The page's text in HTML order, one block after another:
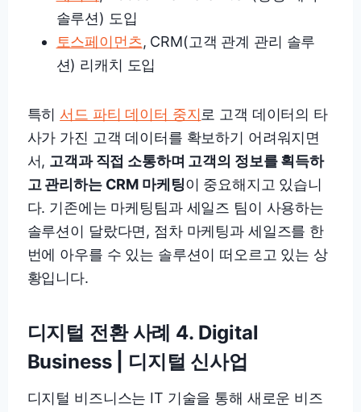
솔루션) 도입
토스페이먼츠, CRM(고객 관계 관리 솔루
션) 리캐치 도입
특히 서드 파티 데이터 중지 로 고객 데이터의 타
사가 가진 고객 데이터를 확보하기 어려워지면
서, 고객과 직접 소통하며 고객의 정보를 획득하
고 관리하는 CRM 마케팅이 중요해지고 있습니
다. 기존에는 마케팅팀과 세일즈 팀이 사용하는
솔루션이 달랐다면, 점차 마케팅과 세일즈를 한
번에 아우를 수 있는 솔루션이 떠오르고 있는 상
황입니다.
디지털 전환 사례 4. Digital
Business| 디지털 신사업
디지털 비즈니스는 IT 기술을 통해 새로운 비즈